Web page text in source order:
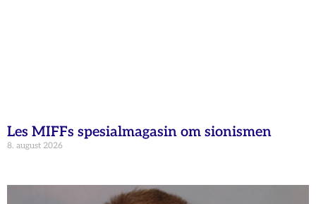
Les MIFFs spesialmagasin om sionismen
8. august 2026